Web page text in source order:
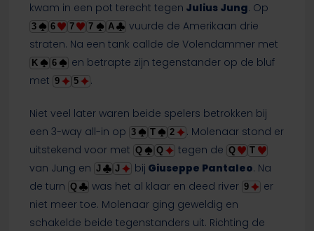
kwam in een pot terecht tegen Julius Jung. Op
3 6 7 7 A
vuurde de Amerikaan drie
straten. Na een tank callde de Volendammer met
K 6
en betrapte zijn tegenstander op de bluf
met 9 5 .
Niet veel later waren beide spelers betrokken bij
een 3-way all-in op 3 T 2
. Molenaar stond er
uitstekend voor met Q Q tegen de Q T
van Jung en J J bij Giuseppe Pantaleo. Na
de turn Q was het al klaar en deed river 9
er
niet meer toe. Molenaar ging geweldig en
schakelde beide tegenstanders uit. Richting de